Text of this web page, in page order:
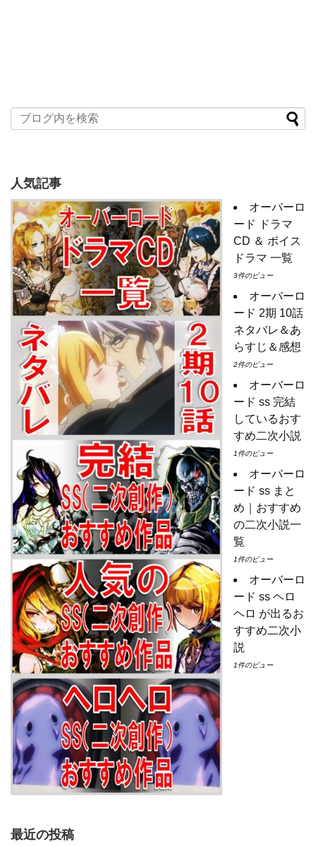
人気記事
オーバーロ
ード ドラマ
CD ＆ ボイス
ドラマ 一覧
3件のビュー
オーバーロ
ード 2期 10話
ネタバレ＆あ
らすじ＆感想
2件のビュー
オーバーロ
ード ss 完結
しているおす
すめ二次小説
1件のビュー
オーバーロ
ード ss まと
め｜おすすめ
の二次小説一
覧
1件のビュー
オーバーロ
ード ss ヘロ
ヘロ が出るお
すすめ二次小
説
1件のビュー
最近の投稿